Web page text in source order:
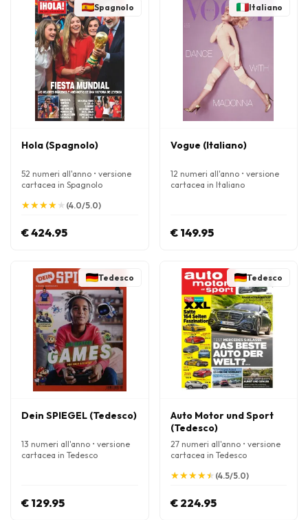
Spagnolo
Hola (Spagnolo)
52 numeri all'anno • versione
cartacea in Spagnolo
★
★★
★★
★★
★★
★ (4.0/5.0)
€ 424.95
Italiano
Vogue (Italiano)
12 numeri all'anno • versione
cartacea in Italiano
€ 149.95
Tedesco
Dein SPIEGEL (Tedesco)
13 numeri all'anno • versione
cartacea in Tedesco
€ 129.95
Tedesco
Auto Motor und Sport
(Tedesco)
27 numeri all'anno • versione
cartacea in Tedesco
★
★★
★★
★★
★★
★ (4.5/5.0)
€ 224.95